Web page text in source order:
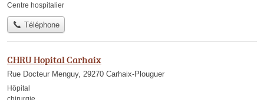
Centre hospitalier
Téléphone
CHRU Hopital Carhaix
Rue Docteur Menguy, 29270 Carhaix-Plouguer
Hôpital